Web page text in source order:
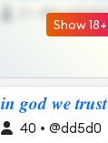
Show 18+
𝒊𝒏 𝒈𝒐𝒅 𝒘𝒆 𝒕𝒓𝒖𝒔𝒕
40 • @dd5d0